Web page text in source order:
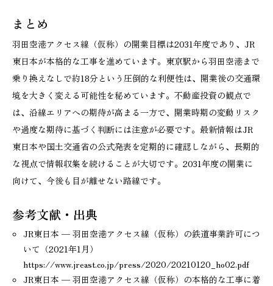
まとめ
羽田空港アクセス線（仮称）の開業目標は2031年度であり、JR
東日本が本格的な工事を進めています。東京駅から羽田空港まで
乗り換えなしで約18分という圧倒的な利便性は、開業後の交通環
境を大きく変える可能性を秘めています。不動産投資の観点で
は、沿線エリアへの期待が高まる一方で、開業時期の変動リスク
や過度な期待に基づく判断には注意が必要です。最新情報はJR
東日本や国土交通省の公式発表を定期的に確認しながら、長期的
な視点で情報収集を続けることが大切です。2031年度の開業に
向けて、今後も目が離せない路線です。
参考文献・出典
JR東日本 — 羽田空港アクセス線（仮称）の鉄道事業許可につ
いて（2021年1月）
https://www.jreast.co.jp/press/2020/20210120_ho02.pdf
JR東日本 — 羽田空港アクセス線（仮称）の本格的な工事に着